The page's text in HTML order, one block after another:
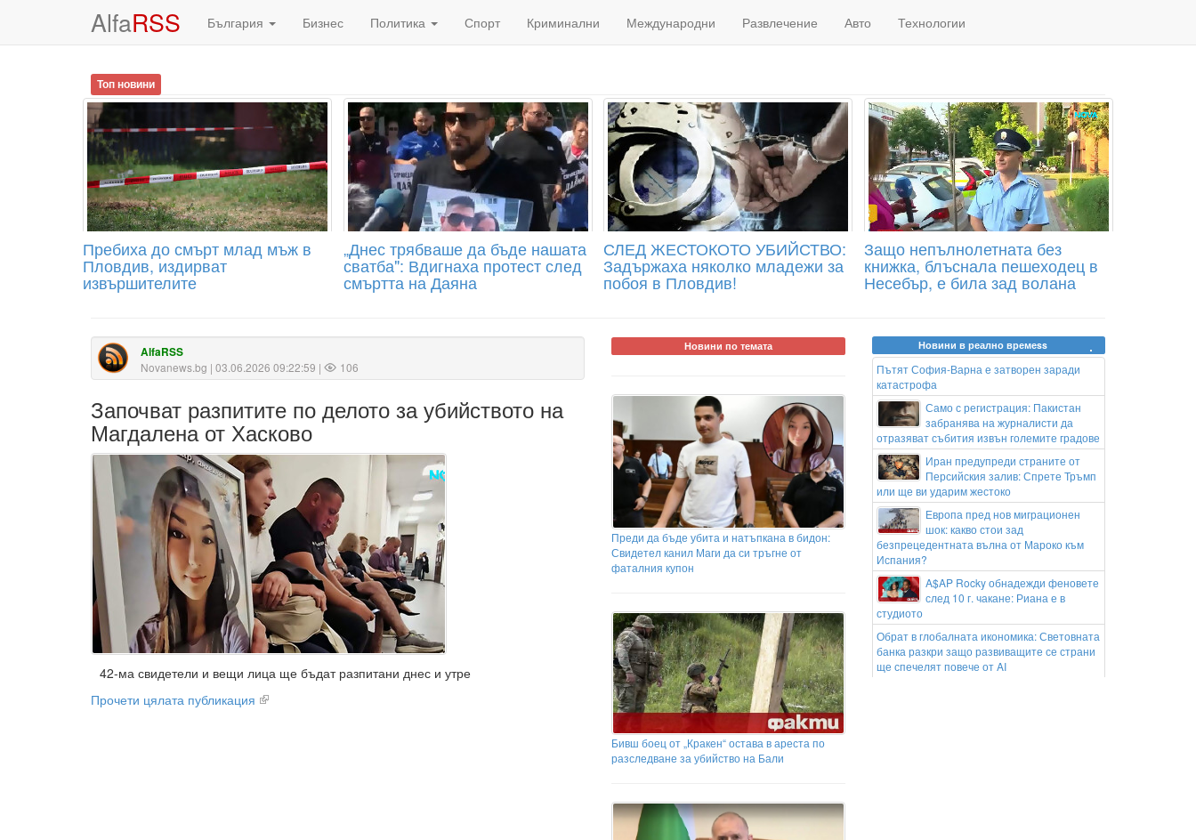
AlfaRSS България Бизнес Политика Спорт Криминални Международни Развлечение Авто Технологии
Топ новини
Пребиха до смърт млад мъж в
Пловдив, издирват
извършителите
„Днес трябваше да бъде нашата
сватба": Вдигнаха протест след
смъртта на Даяна
СЛЕД ЖЕСТОКОТО УБИЙСТВО:
Задържаха няколко младежи за
побоя в Пловдив!
Защо непълнолетната без
книжка, блъснала пешеходец в
Несебър, е била зад волана
AlfaRSS
Novanews.bg | 03.06.2026 09:22:59 | 106
Започват разпитите по делото за убийството на
Магдалена от Хасково
42-ма свидетели и вещи лица ще бъдат разпитани днес и утре
Прочети цялата публикация
Новини по темата
Преди да бъде убита и натъпкана в бидон:
Свидетел канил Маги да си тръгне от
фаталния купон
Бивш боец от „Кракен“ остава в ареста по
разследване за убийство на Бали
Новини в реално времеss
Пътят София-Варна е затворен заради
катастрофа
Само с регистрация: Пакистан
забранява на журналисти да
отразяват събития извън големите градове
Иран предупреди страните от
Персийския залив: Спрете Тръмп
или ще ви ударим жестоко
Европа пред нов миграционен
шок: какво стои зад
безпрецедентната вълна от Мароко към
Испания?
A$AP Rocky обнадежди феновете
след 10 г. чакане: Риана е в
студиото
Обрат в глобалната икономика: Световната
банка разкри защо развиващите се страни
ще спечелят повече от AI